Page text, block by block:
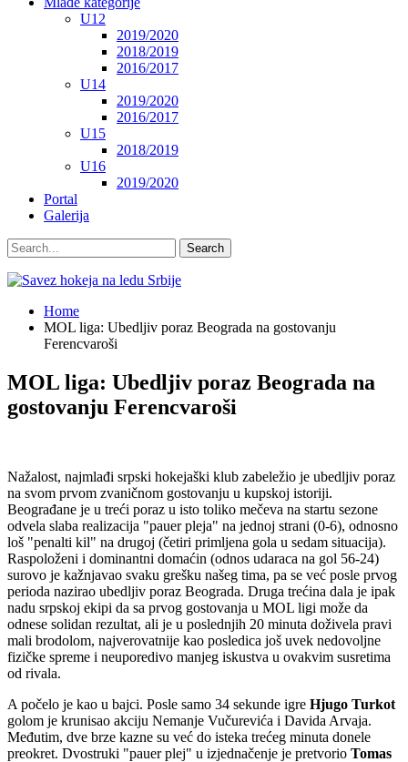
U12
2019/2020
2018/2019
2016/2017
U14
2019/2020
2016/2017
U15
2018/2019
U16
2019/2020
Portal
Galerija
Home
MOL liga: Ubedljiv poraz Beograda na gostovanju
Ferencvaroši
MOL liga: Ubedljiv poraz Beograda na
gostovanju Ferencvaroši
Nažalost, najmlađi srpski hokejaški klub zabeležio je ubedljiv poraz
na svom prvom zvaničnom gostovanju u kupskoj istoriji.
Beograđane je u treći poraz u isto toliko mečeva na startu sezone
odvela slaba realizacija "pauer pleja" na jednoj strani (0-6), odnosno
loš "penalti kil" na drugoj (četiri primljena gola u sedam situacija).
Raspoloženi i dominantni domaćin (odnos udaraca na gol 56-24)
surovo je kažnjavao svaku grešku našeg tima, pa se već posle prvog
perioda nazirao ubedljiv poraz Beograda. Druga trećina dala je ipak
nadu srpskoj ekipi da sa prvog gostovanja u MOL ligi može da
odnese solidan rezultat, ali je u poslednjih 20 minuta doživela pravi
mali brodolom, najverovatnije kao posledica još uvek nedovoljne
fizičke spreme i neuporedivo manjeg iskustva u ovakvim susretima
od rivala.
A počelo je kao u bajci. Posle samo 34 sekunde igre Hjugo Turkot
golom je krunisao akciju Nemanje Vučurevića i Davida Arvaja.
Međutim, dve brze kazne su već do isteka trećeg minuta donele
preokret. Dvostruki "pauer plej" u izjednačenje je pretvorio Tomas